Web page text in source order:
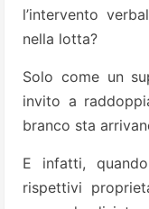
l’intervento
nella lotta?
Solo come un
invito a
branco sta
E infatti,
rispettivi